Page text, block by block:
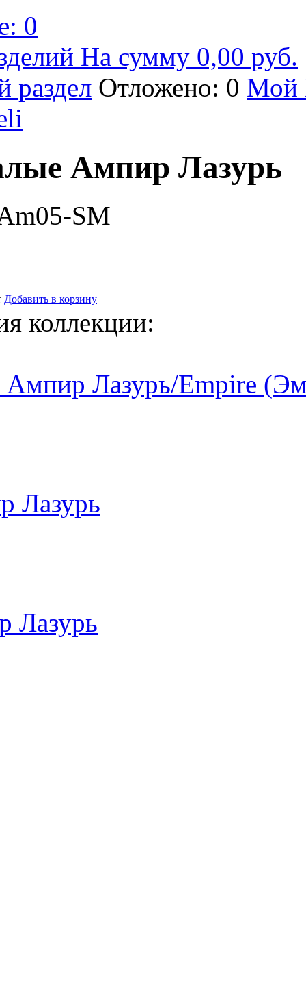
0
На сумму 0,00 руб.
раздел Отложено: 0 Мой
Ампир Лазурь
SM
Добавить в корзину
коллекции:
Лазурь/Empire
Лазурь
Лазурь